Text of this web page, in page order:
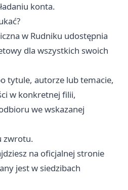
konta.
w Rudniku udostępnia
dla wszystkich swoich
tytule, autorze lub temacie,
w konkretnej filii,
we wskazanej
zwrotu.
na oficjalnej stronie
jest w siedzibach